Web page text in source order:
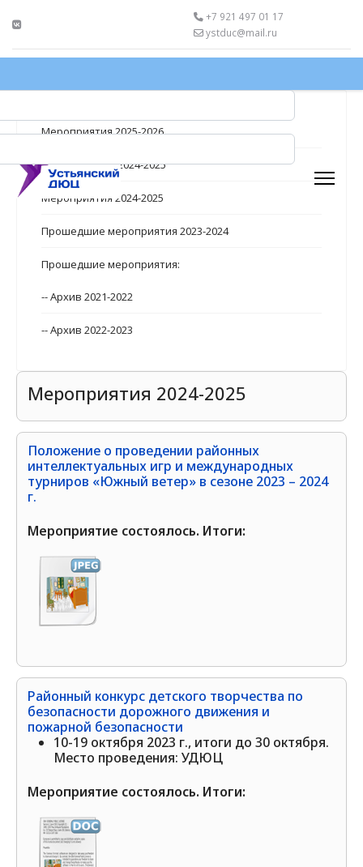
+7 921 497 01 17
ystduc@mail.ru
Мероприятия 2025-2026
Мероприятия_2024-2025
Мероприятия 2024-2025
Прошедшие мероприятия 2023-2024
Прошедшие мероприятия:
-- Архив 2021-2022
-- Архив 2022-2023
Мероприятия 2024-2025
Положение о проведении районных
интеллектуальных игр и международных
турниров «Южный ветер» в сезоне 2023 – 2024
г.
Мероприятие состоялось. Итоги:
Районный конкурс детского творчества по
безопасности дорожного движения и
пожарной безопасности
10-19 октября 2023 г., итоги до 30 октября.
Место проведения: УДЮЦ
Мероприятие состоялось. Итоги: